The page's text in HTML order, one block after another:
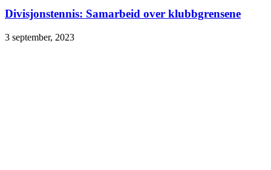
Divisjonstennis: Samarbeid over klubbgrensene
3 september, 2023